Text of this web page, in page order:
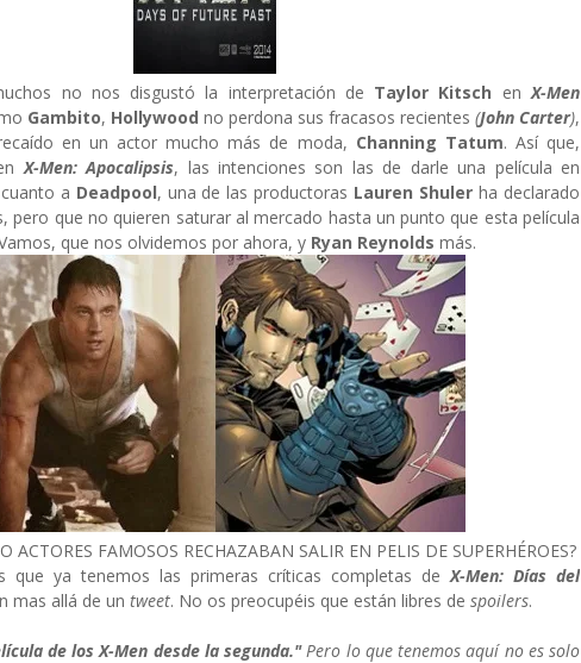
no nos disgustó la interpretación de Taylor Kitsch enX-Men
Gambito, Hollywood no perdona sus fracasos recientes (John Carter),
en un actor mucho más de moda, Channing Tatum. Así que,
X-Men: Apocalipsis, las intenciones son las de darle una película en
a Deadpool, una de las productoras Lauren Shuler ha declarado
pero que no quieren saturar al mercado hasta un punto que esta película
que nos olvidemos por ahora, y Ryan Reynolds más.
ACTORES FAMOSOS RECHAZABAN SALIR EN PELIS DE SUPERHÉROES?
que ya tenemos las primeras críticas completas deX-Men: Días del
mas allá de un tweet. No os preocupéis que están libres de spoilers.
de los X-Men desde la segunda."Pero lo que tenemos aquí no es solo